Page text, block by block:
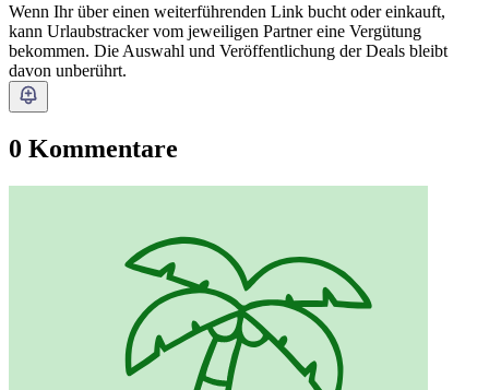
Wenn Ihr über einen weiterführenden Link bucht oder einkauft,
kann Urlaubstracker vom jeweiligen Partner eine Vergütung
bekommen. Die Auswahl und Veröffentlichung der Deals bleibt
davon unberührt.
0 Kommentare